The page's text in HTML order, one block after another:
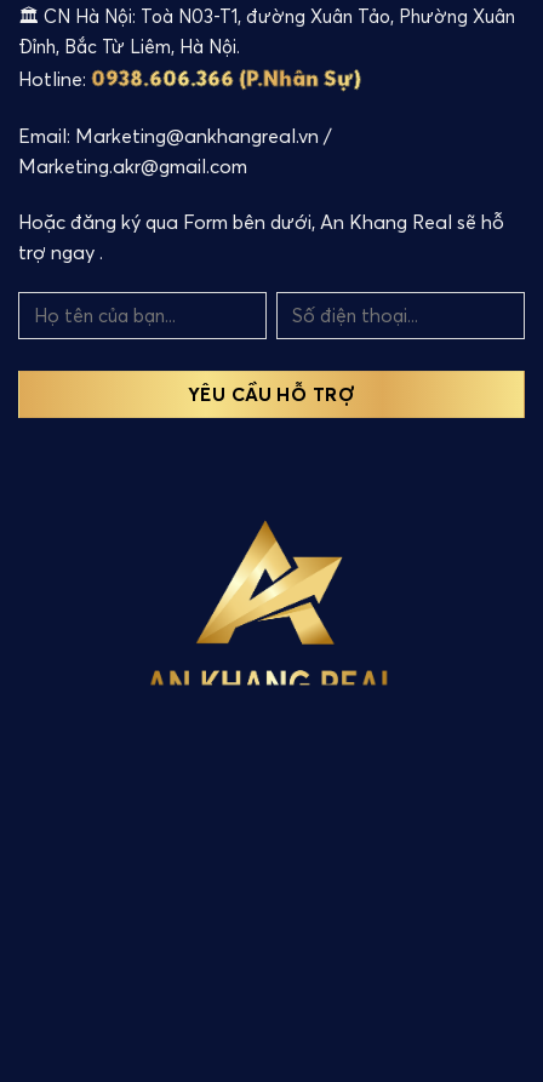
🏛️ CN Hà Nội: Toà N03-T1, đường Xuân Tảo, Phường Xuân
Đỉnh, Bắc Từ Liêm, Hà Nội.
Hotline: 0938.606.366 (P.Nhân Sự)
Email: Marketing@ankhangreal.vn /
Marketing.akr@gmail.com
Hoặc đăng ký qua Form bên dưới, An Khang Real sẽ hỗ
trợ ngay .